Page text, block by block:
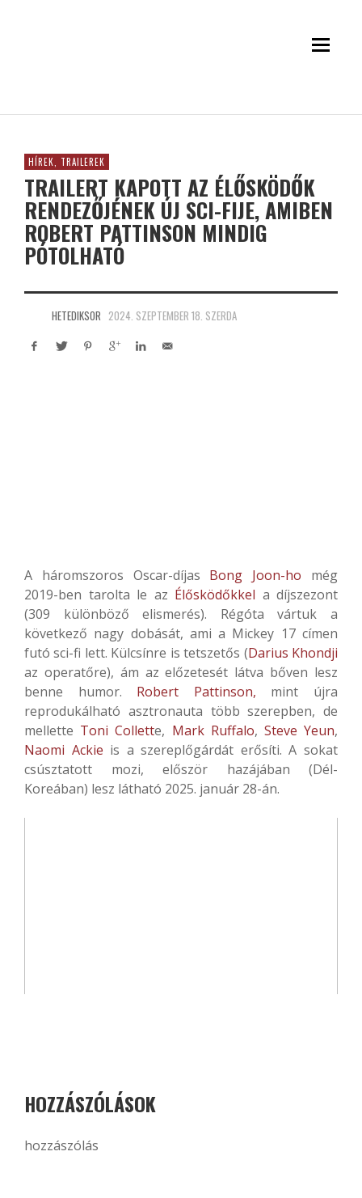
HÍREK, TRAILEREK
TRAILERT KAPOTT AZ ÉLŐSKÖDŐK
RENDEZŐJÉNEK ÚJ SCI-FIJE, AMIBEN
ROBERT PATTINSON MINDIG
PÓTOLHATÓ
HETEDIKSOR 2024. SZEPTEMBER 18. SZERDA
A háromszoros Oscar-díjas Bong Joon-ho még
2019-ben tarolta le az Élősködőkkel a díjszezont
(309 különböző elismerés). Régóta vártuk a
következő nagy dobását, ami a Mickey 17 címen
futó sci-fi lett. Külcsínre is tetszetős (Darius Khondji
az operatőre), ám az előzetesét látva bőven lesz
benne humor. Robert Pattinson, mint újra
reprodukálható asztronauta több szerepben, de
mellette Toni Collette, Mark Ruffalo, Steve Yeun,
Naomi Ackie is a szereplőgárdát erősíti. A sokat
csúsztatott mozi, először hazájában (Dél-
Koreában) lesz látható 2025. január 28-án.
HOZZÁSZÓLÁSOK
hozzászólás